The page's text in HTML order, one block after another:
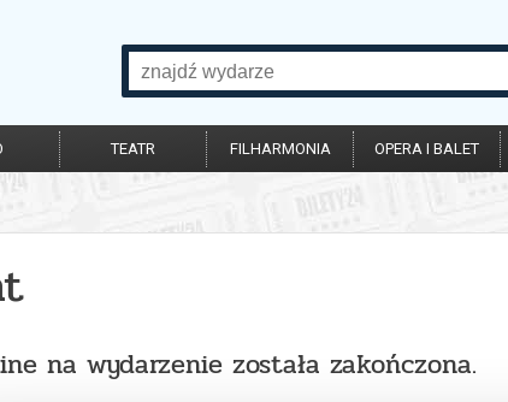
TEATR FILHARMONIA OPERA I BALET
na wydarzenie została zakończona.